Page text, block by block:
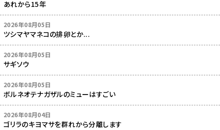
あれから15年
2026年08月05日
ツシマヤマネコの排卵とか...
2026年08月05日
サギソウ
2026年08月05日
ボルネオテナガザルのミューはすごい
2026年08月04日
ゴリラのキヨマサを群れから分離します